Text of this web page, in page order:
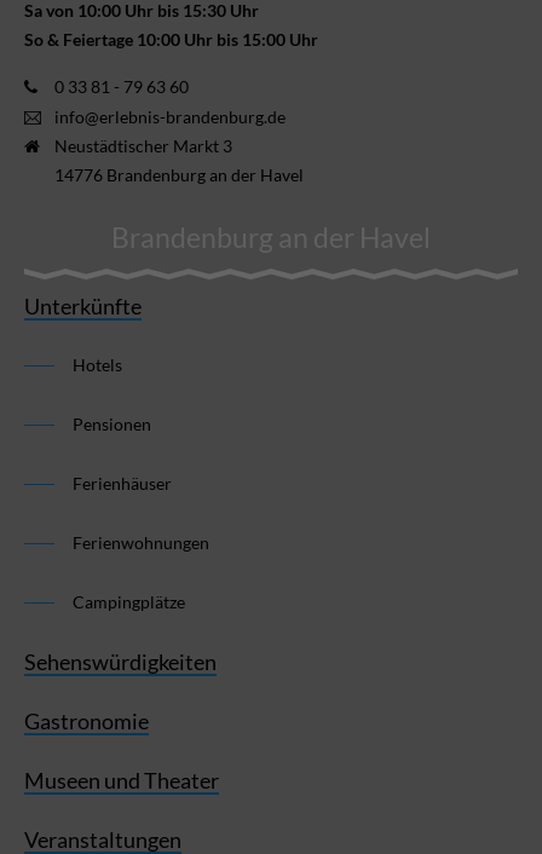
Sa von 10:00 Uhr bis 15:30 Uhr
So & Feiertage 10:00 Uhr bis 15:00 Uhr
0 33 81 - 79 63 60
info@erlebnis-brandenburg.de
Neustädtischer Markt 3
14776 Brandenburg an der Havel
Brandenburg an der Havel
Unterkünfte
Hotels
Pensionen
Ferienhäuser
Ferienwohnungen
Campingplätze
Sehenswürdigkeiten
Gastronomie
Museen und Theater
Veranstaltungen